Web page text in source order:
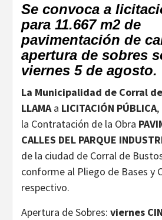
Se convoca a
para 11.667 m2 de
pavimentación de
apertura de sobres
viernes 5 de agosto.
La Municipalidad de Corral
LLAMAa LICITACIÓN PÚBLICA,
la Contratación de la Obra
CALLES DEL PARQUE
de la ciudad de Corral de
conforme al Pliego de Bases y
respectivo.
Apertura de Sobres: viernes